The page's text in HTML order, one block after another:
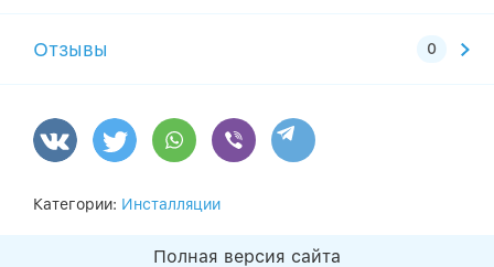
Отзывы
Категории: Инсталляции
Полная версия сайта